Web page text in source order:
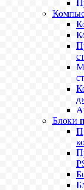
Блоки